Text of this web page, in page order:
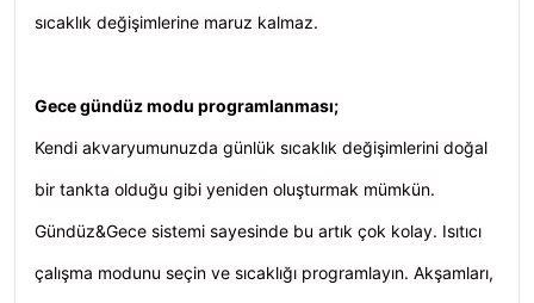
sıcaklık değişimlerine maruz kalmaz.
Gece gündüz modu programlanması;
Kendi akvaryumunuzda günlük sıcaklık değişimlerini doğal
bir tankta olduğu gibi yeniden oluşturmak mümkün.
Gündüz&Gece sistemi sayesinde bu artık çok kolay. Isıtıcı
çalışma modunu seçin ve sıcaklığı programlayın. Akşamları,